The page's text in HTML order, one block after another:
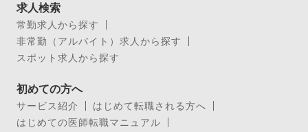
求人検索
常勤求人から探す
非常勤（アルバイト）求人から探す
スポット求人から探す
初めての方へ
サービス紹介
はじめて転職される方へ
はじめての医師転職マニュアル